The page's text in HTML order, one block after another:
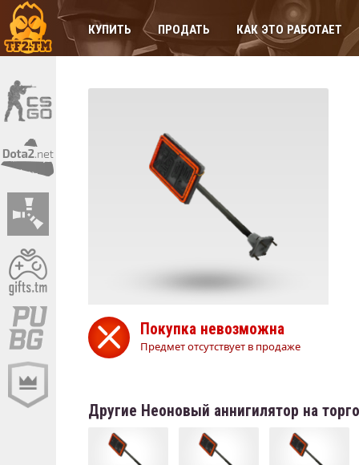
КУПИТЬ ПРОДАТЬ КАК ЭТО РАБОТАЕТ
Покупка невозможна
Предмет отсутствует в продаже
Другие Неоновый аннигилятор на